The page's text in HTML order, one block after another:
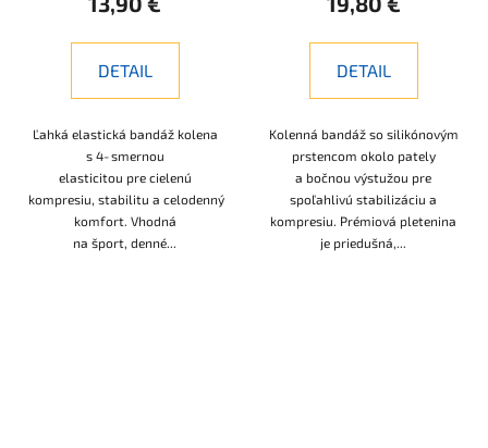
DETAIL
Ľahká elastická bandáž kolena
s 4‑smernou
elasticitou pre cielenú
kompresiu, stabilitu a celodenný
komfort. Vhodná
na šport, denné...
DETAIL
Kolenná bandáž so silikónovým
prstencom okolo pately
a bočnou výstužou pre
spoľahlivú stabilizáciu a
kompresiu. Prémiová pletenina
je priedušná,...